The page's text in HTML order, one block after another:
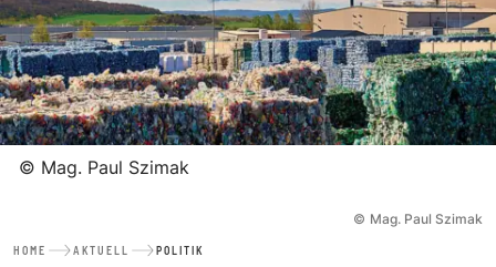
© Mag. Paul Szimak
© Mag. Paul Szimak
HOME AKTUELL POLITIK